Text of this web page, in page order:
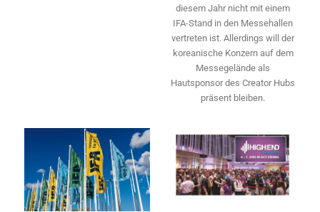
diesem Jahr nicht mit einem
IFA-Stand in den Messehallen
vertreten ist. Allerdings will ­der
koreanische Konzern auf dem
Messegelände als
Hautsponsor des Creator Hubs
präsent bleiben.